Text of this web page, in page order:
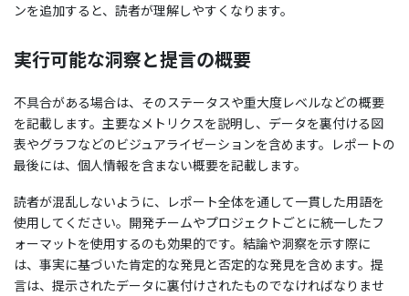
ンを追加すると、読者が理解しやすくなります。
実行可能な洞察と提言の概要
不具合がある場合は、そのステータスや重大度レベルなどの概要
を記載します。主要なメトリクスを説明し、データを裏付ける図
表やグラフなどのビジュアライゼーションを含めます。レポートの
最後には、個人情報を含まない概要を記載します。
読者が混乱しないように、レポート全体を通して一貫した用語を
使用してください。開発チームやプロジェクトごとに統一したフ
ォーマットを使用するのも効果的です。結論や洞察を示す際に
は、事実に基づいた肯定的な発見と否定的な発見を含めます。提
言は、提示されたデータに裏付けされたものでなければなりませ